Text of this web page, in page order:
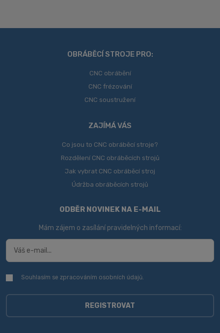
OBRÁBĚCÍ STROJE PRO:
CNC obrábění
CNC frézování
CNC soustružení
ZAJÍMÁ VÁS
Co jsou to CNC obráběcí stroje?
Rozdělení CNC obráběcích strojů
Jak vybrat CNC obráběcí stroj
Údržba obráběcích strojů
ODBĚR NOVINEK NA E-MAIL
Mám zájem o zasílání pravidelných informací:
Souhlasím
zpracováním
Souhlasím se zpracováním osobních údajů.
REGISTROVAT